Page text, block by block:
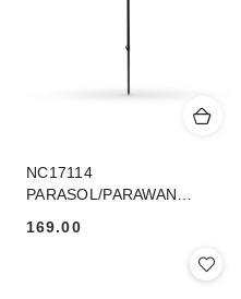
NC17114
PARASOL/PARAWAN
CM ZIELONY NILS
Cena:
169.00